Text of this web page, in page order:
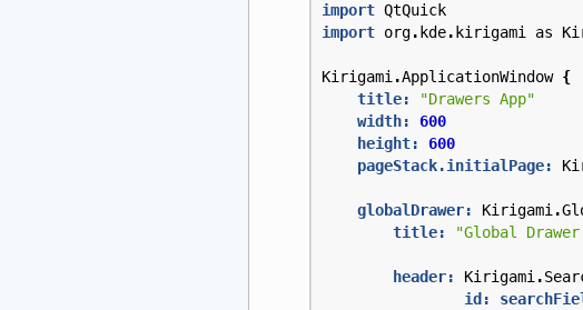
import QtQuick
import org. kde. kirigami as
Kirigami.ApplicationWindow {
title:
"Drawers App"
width:
600
height:
600
pageStack.initialPage:
globalDrawer: Kirigami.
title:
"Global
header: Kirigami.
id: